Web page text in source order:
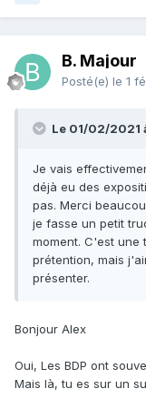
B. Majour
Posté(e) le 1
Le 01/02/2021
Je vais
déjà eu des
pas. Merci
je fasse un petit
moment. C'est une
prétention, mais
présenter.
Bonjour Alex
Oui, Les BDP ont
Mais là, tu es sur un